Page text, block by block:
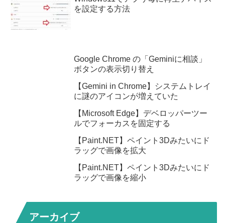
を設定する方法
Google Chrome の「Geminiに相談」
ボタンの表示切り替え
【Gemini in Chrome】システムトレイ
に謎のアイコンが増えていた
【Microsoft Edge】デベロッパーツー
ルでフォーカスを固定する
【Paint.NET】ペイント3Dみたいにド
ラッグで画像を拡大
【Paint.NET】ペイント3Dみたいにド
ラッグで画像を縮小
アーカイブ